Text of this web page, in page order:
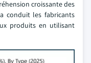
croissante des
conduit les fabricants
produits en utilisant